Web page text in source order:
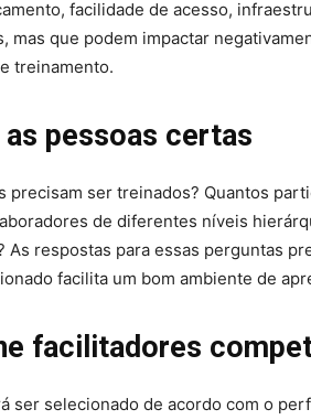
facilidade de acesso,
mas que podem impactar
treinamento.
as pessoas certas
precisam ser treinados? Quantos
de diferentes níveis
As respostas para essas perguntas
facilita um bom ambiente de
facilitadores
ser selecionado de acordo com o